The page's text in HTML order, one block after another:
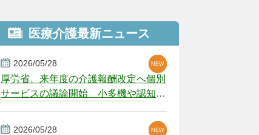
医療介護最新ニュース
2026/05/28
厚労省、来年度の介護報酬改定へ個別
サービスの議論開始 小多機や認知症
NEW
NEW
NEW
2026/05/28 NEW
NEW